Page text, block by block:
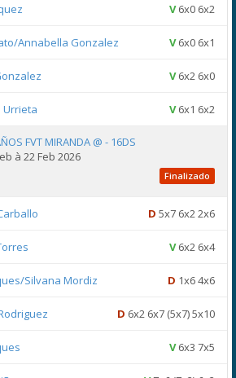
V6x0 6x2
Annabella Gonzalez V6x0 6x1
V6x2 6x0
Urrieta V6x1 6x2
FVT MIRANDA @ - 16DS
à 22 Feb 2026
Finalizado
D 5x7 6x2 2x6
V6x2 6x4
Silvana Mordiz D 1x6 4x6
D 6x2 6x7 (5x7) 5x10
V6x3 7x5